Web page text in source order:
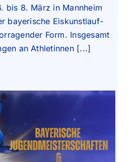
bis 8. März in Mannheim
bayerische Eiskunstlauf-
Form. Insgesamt
an Athletinnen [...]